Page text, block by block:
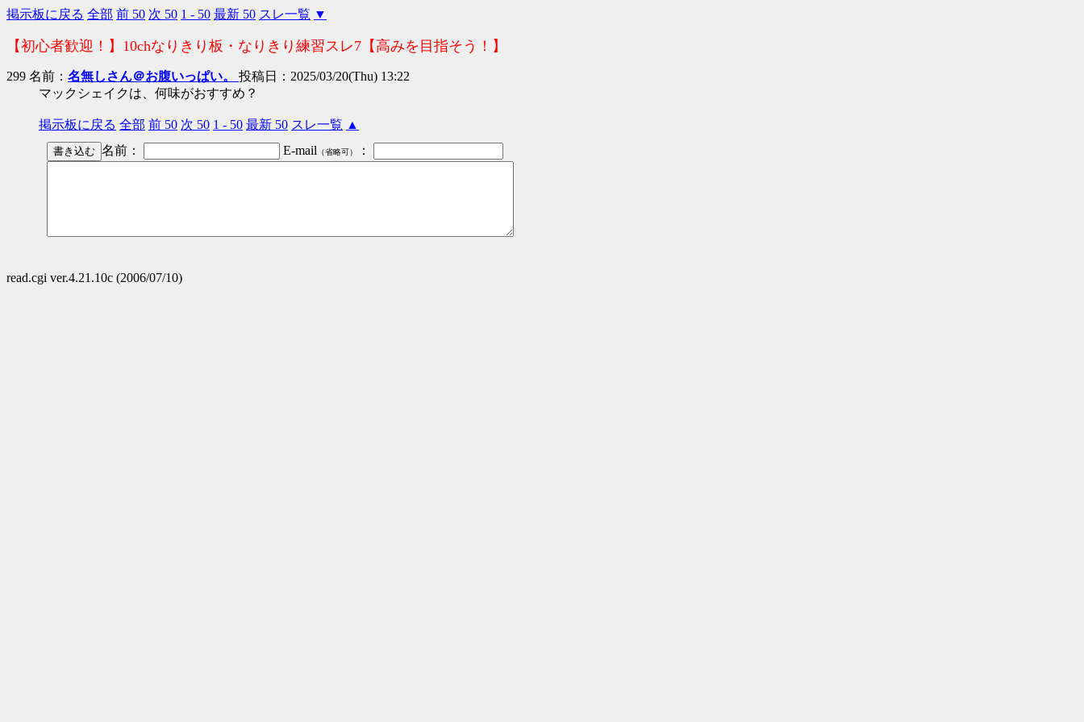
掲示板に戻る 全部 前 50 次 50 1 - 50 最新 50 スレ一覧 ▼
【初心者歓迎！】10chなりきり板・なりきり練習スレ7【高みを目指そう！】
299 名前： 名無しさん＠お腹いっぱい。 投稿日：2025/03/20(Thu) 13:22
マックシェイクは、何味がおすすめ？
掲示板に戻る 全部 前 50 次 50 1 - 50 最新 50 スレ一覧 ▲
名前：
E-mail （省略可） ：
read.cgi ver.4.21.10c (2006/07/10)